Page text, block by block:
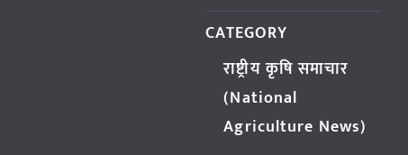
CATEGORY
राष्ट्रीय कृषि समाचार
(National
Agriculture News)